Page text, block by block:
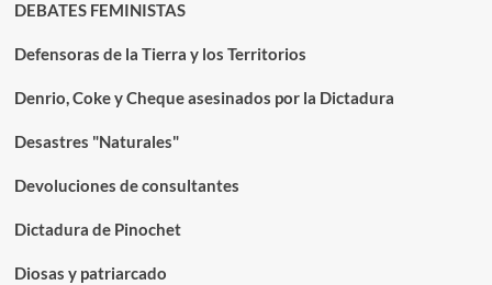
DEBATES FEMINISTAS
Defensoras de la Tierra y los Territorios
Denrio, Coke y Cheque asesinados por la Dictadura
Desastres "Naturales"
Devoluciones de consultantes
Dictadura de Pinochet
Diosas y patriarcado